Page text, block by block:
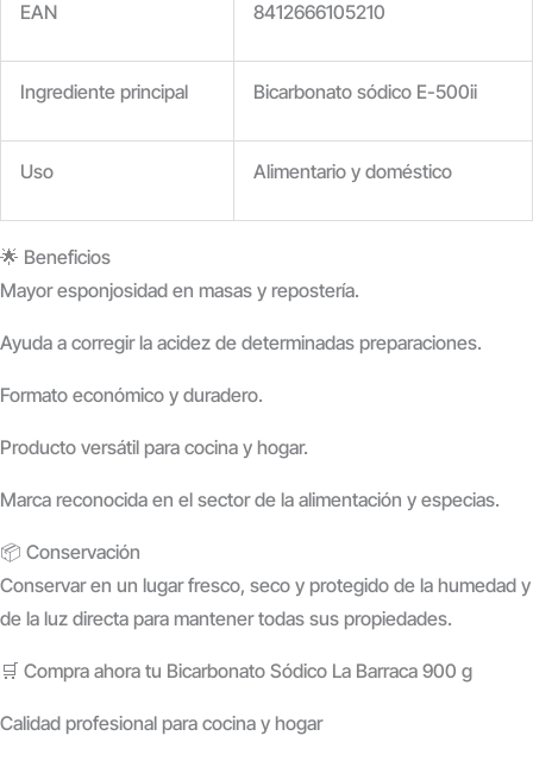
EAN 8412666105210
Ingrediente principal Bicarbonato sódico E-500ii
Uso Alimentario y doméstico
🌟 Beneficios
Mayor esponjosidad en masas y repostería.
Ayuda a corregir la acidez de determinadas preparaciones.
Formato económico y duradero.
Producto versátil para cocina y hogar.
Marca reconocida en el sector de la alimentación y especias.
📦 Conservación
Conservar en un lugarfresco, seco y protegido de la humedad y
de la luz directa para mantener todas sus propiedades.
🛒 Compra ahora tu Bicarbonato Sódico La Barraca 900 g
Calidad profesional para cocina y hogar